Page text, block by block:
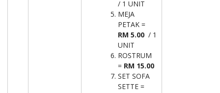
/ 1 UNIT
MEJA
PETAK =
RM 5.00 / 1
UNIT
ROSTRUM
= RM 15.00
SET SOFA
SETTE =